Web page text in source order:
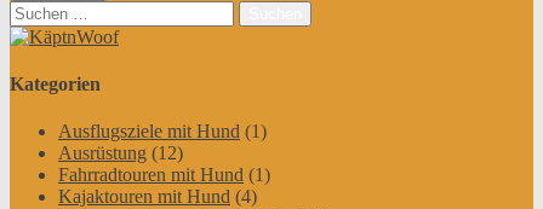
Suchen
nach:
Kategorien
Ausflugsziele mit Hund (1)
Ausrüstung (12)
Fahrradtouren mit Hund (1)
Kajaktouren mit Hund (4)